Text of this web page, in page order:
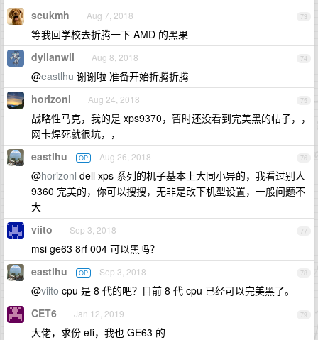
73
scukmh Aug 7, 2018
等我回学校去折腾一下 AMD 的黑果
74
dyllanwli Aug 8, 2018
@eastlhu 谢谢啦 准备开始折腾折腾
75
horizonl Aug 24, 2018
战略性马克，我的是 xps9370，暂时还没看到完美黑的帖子，，
网卡焊死就很坑，，
76
eastlhu OP Aug 26, 2018
@horizonl dell xps 系列的机子基本上大同小异的，我看过别人
9360 完美的，你可以搜搜，无非是改下机型设置，一般问题不
大
77
viito Sep 3, 2018
msi ge63 8rf 004 可以黑吗？
78
eastlhu OP Sep 3, 2018
@viito cpu 是 8 代的吧？目前 8 代 cpu 已经可以完美黑了。
79
CET6 Jan 12, 2019
大佬，求份 efi，我也 GE63 的